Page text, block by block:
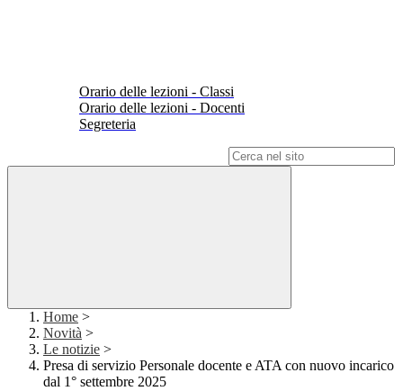
Orario delle lezioni - Classi
Orario delle lezioni - Docenti
Segreteria
Home >
Novità >
Le notizie >
Presa di servizio Personale docente e ATA con nuovo incarico
dal 1° settembre 2025